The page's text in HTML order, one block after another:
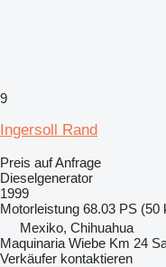
9
Ingersoll Rand
Preis auf Anfrage
Dieselgenerator
1999
Motorleistung 68.03 PS (50
Mexiko, Chihuahua
Maquinaria Wiebe Km 24
Verkäufer kontaktieren